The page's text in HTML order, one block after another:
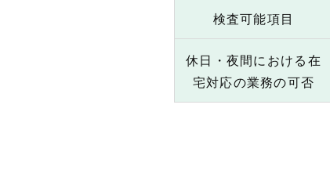
検査可能項目
休日・夜間における在
宅対応の業務の可否